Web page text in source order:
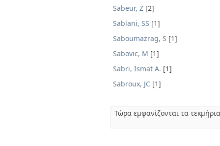
Sabeur, Z [2]
Sablani, SS [1]
Saboumazrag, S [1]
Sabovic, M [1]
Sabri, Ismat A. [1]
Sabroux, JC [1]
Τώρα εμφανίζονται τα